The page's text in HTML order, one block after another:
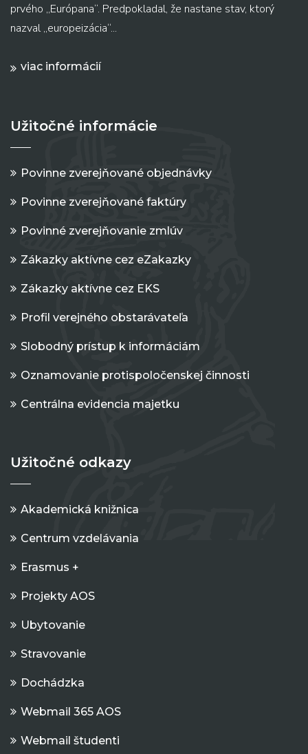
prvého „Európana“. Predpokladal, že nastane stav, ktorý
nazval „europeizácia“...
viac informácií
Užitočné informácie
Povinne zverejňované objednávky
Povinne zverejňované faktúry
Povinné zverejňovanie zmlúv
Zákazky aktívne cez eZakazky
Zákazky aktívne cez EKS
Profil verejného obstarávateľa
Slobodný prístup k informáciám
Oznamovanie protispoločenskej činnosti
Centrálna evidencia majetku
Užitočné odkazy
Akademická knižnica
Centrum vzdelávania
Erasmus +
Projekty AOS
Ubytovanie
Stravovanie
Dochádzka
Webmail 365 AOS
Webmail študenti